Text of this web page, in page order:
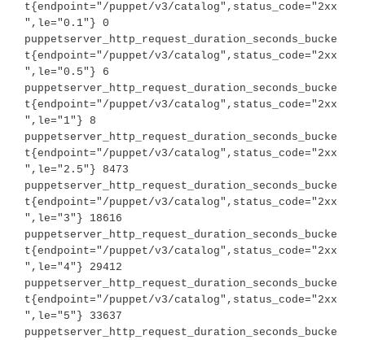
t{endpoint="/puppet/v3/catalog",status_code="2xx
",le="0.1"} 0
puppetserver_http_request_duration_seconds_bucke
t{endpoint="/puppet/v3/catalog",status_code="2xx
",le="0.5"} 6
puppetserver_http_request_duration_seconds_bucke
t{endpoint="/puppet/v3/catalog",status_code="2xx
",le="1"} 8
puppetserver_http_request_duration_seconds_bucke
t{endpoint="/puppet/v3/catalog",status_code="2xx
",le="2.5"} 8473
puppetserver_http_request_duration_seconds_bucke
t{endpoint="/puppet/v3/catalog",status_code="2xx
",le="3"} 18616
puppetserver_http_request_duration_seconds_bucke
t{endpoint="/puppet/v3/catalog",status_code="2xx
",le="4"} 29412
puppetserver_http_request_duration_seconds_bucke
t{endpoint="/puppet/v3/catalog",status_code="2xx
",le="5"} 33637
puppetserver_http_request_duration_seconds_bucke